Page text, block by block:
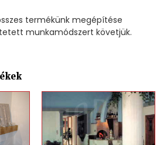
termékünk megépítése
munkamódszert követjük.